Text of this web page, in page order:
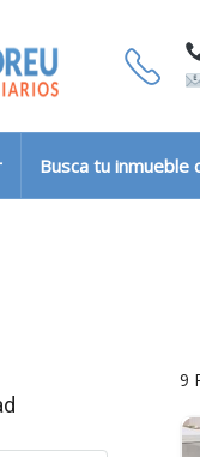
Busca tu inmueble
9